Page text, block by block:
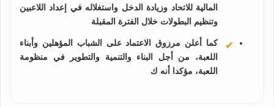
المالية للاتحاد وزيادة الدخل واستغلاله في إعداد اللاعبين
وتنظيم البطولات خلال الفترة المقبلة
كما أعلن مرزوق الاعتماد على الشباب المؤهلين وأبناء
اللعبة، من أجل البناء والتنمية والتطوير في منظومة
اللعبة، مؤكدا أنه ك